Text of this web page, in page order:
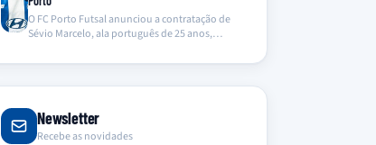
O FC Porto Futsal anunciou a contratação de
Sévio Marcelo, ala português de 25 anos,
Newsletter
Recebe as novidades